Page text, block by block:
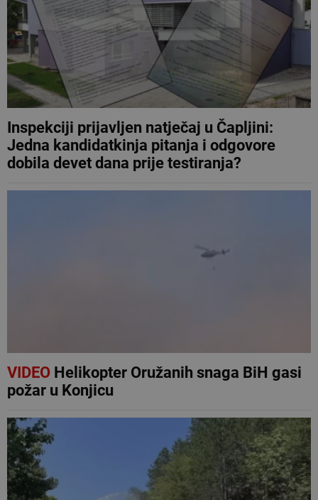
Inspekciji prijavljen natječaj u Čapljini:
Jedna kandidatkinja pitanja i odgovore
dobila devet dana prije testiranja?
VIDEOHelikopter Oružanih snaga BiH gasi
požar u Konjicu